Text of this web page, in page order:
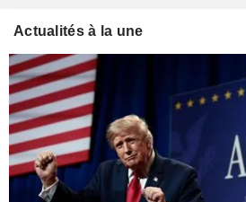
Actualités à la une